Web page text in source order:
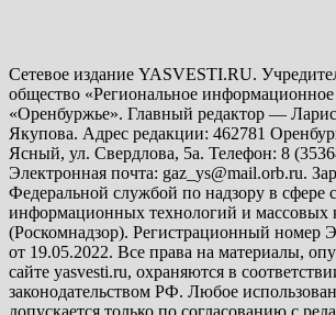
Сетевое издание YASVESTI.RU.
общество «Региональное информационное
«Оренбуржье». Главный редактор —
Якупова. Адрес редакции: 462781
Ясный, ул. Свердлова, 5а. Телефон: 8
Электронная почта: gaz_ys@mail.orb.ru.
Федеральной службой по надзору в сфере
информационных технологий и массовых
(Роскомнадзор). Регистрационный
от 19.05.2022. Все права на материалы,
сайте yasvesti.ru, охраняются в
законодательством РФ. Любое
допускается только по согласованию с